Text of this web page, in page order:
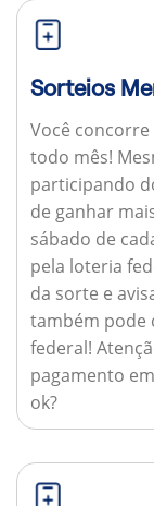
Sorteios
Você
todo mês!
participando
de ganhar
sábado de
pela loteria
da sorte e
também pode
federal!
pagamento
ok?